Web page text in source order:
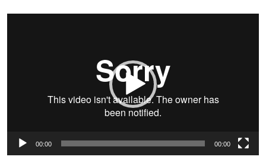
Lecteur
00:00 00:00